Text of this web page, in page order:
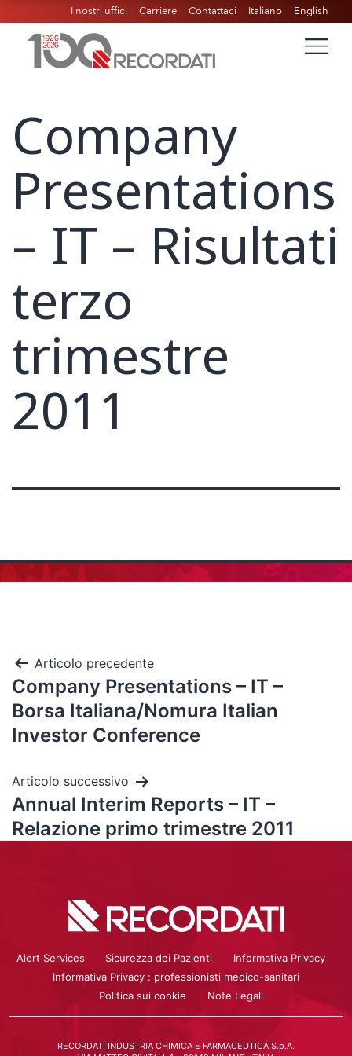
I nostri uffici Carriere Contattaci Italiano English
Company
Presentations
– IT – Risultati
terzo
trimestre
2011
Articolo precedente
Company Presentations – IT –
Borsa Italiana/Nomura Italian
Investor Conference
Articolo successivo
Annual Interim Reports – IT –
Relazione primo trimestre 2011
Alert Services Sicurezza dei Pazienti
Informativa Privacy
Informativa Privacy : professionisti medico-sanitari
Politica sui cookie
Note Legali
RECORDATI INDUSTRIA CHIMICA E FARMACEUTICA S.p.A.